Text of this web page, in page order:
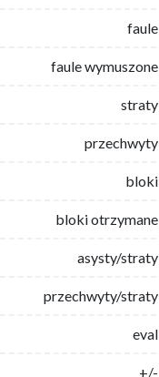
faule
faule wymuszone
straty
przechwyty
bloki
bloki otrzymane
asysty/straty
przechwyty/straty
eval
+/-
faule
faule wymuszone
straty
przechwyty
bloki
bloki otrzymane
asysty/straty
przechwyty/straty
eval
+/-